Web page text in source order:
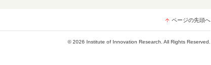
ページの先頭へ
© 2026 Institute of Innovation Research. All Rights Reserved.